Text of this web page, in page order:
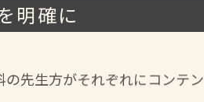
明確に
先生方がそれぞれにコンテ